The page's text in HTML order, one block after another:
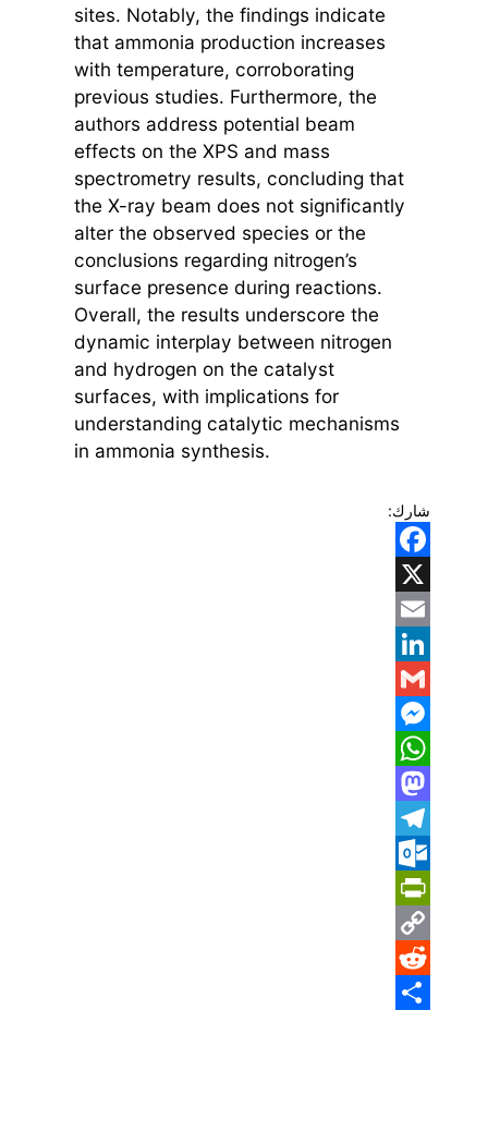
sites. Notably, the findings indicate
that ammonia production increases
with temperature, corroborating
previous studies. Furthermore, the
authors address potential beam
effects on the XPS and mass
spectrometry results, concluding that
the X-ray beam does not significantly
alter the observed species or the
conclusions regarding nitrogen’s
surface presence during reactions.
Overall, the results underscore the
dynamic interplay between nitrogen
and hydrogen on the catalyst
surfaces, with implications for
understanding catalytic mechanisms
in ammonia synthesis.
شارك:
Facebook
X
Email
LinkedIn
Gmail
Messenger
WhatsApp
Mastodon
Telegram
Outlook.com
PrintFriendly
Copy
Link
Reddit